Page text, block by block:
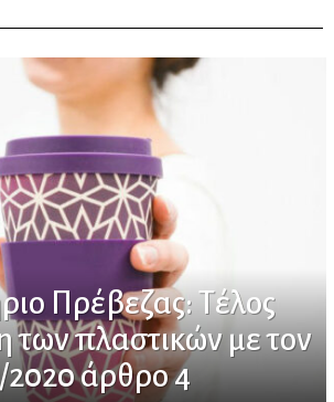
Πρέβεζας: Τέλος
των πλαστικών με τον
άρθρο 4